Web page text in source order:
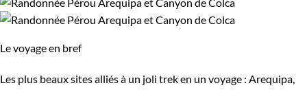
Le voyage en bref
Les plus beaux sites alliés à un joli trek en un voyage : Arequipa,